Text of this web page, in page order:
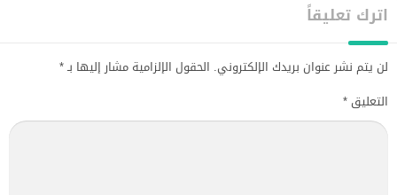
اترك تعليقاً
لن يتم نشر عنوان بريدك الإلكتروني. الحقول الإلزامية مشار إليها بـ*
التعليق *